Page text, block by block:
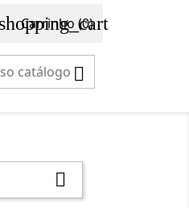
shopping_cart
Carrinho (0)

